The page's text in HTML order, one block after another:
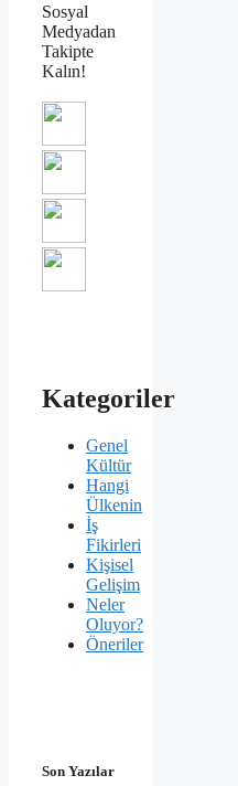
Sosyal
Medyadan
Takipte
Kalın!
Kategoriler
Genel
Kültür
Hangi
Ülkenin
İş
Fikirleri
Kişisel
Gelişim
Neler
Oluyor?
Öneriler
Son Yazılar